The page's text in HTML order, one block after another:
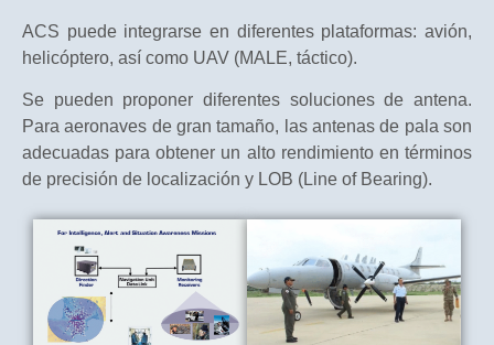
ACS puede integrarse en diferentes plataformas: avión,
helicóptero, así como UAV (MALE, táctico).
Se pueden proponer diferentes soluciones de antena.
Para aeronaves de gran tamaño, las antenas de pala son
adecuadas para obtener un alto rendimiento en términos
de precisión de localización y LOB (Line of Bearing).